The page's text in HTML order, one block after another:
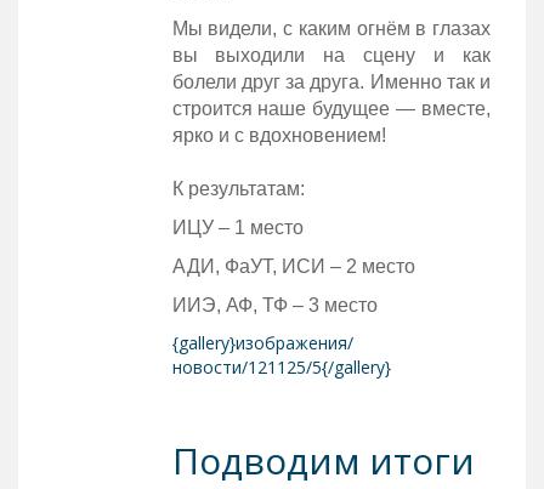
Мы видели, с каким огнём в глазах
вы выходили на сцену и как
болели друг за друга. Именно так и
строится наше будущее — вместе,
ярко и с вдохновением!
К результатам:
ИЦУ – 1 место
АДИ, ФаУТ, ИСИ – 2 место
ИИЭ, АФ, ТФ – 3 место
{gallery}изображения/
новости/121125/5{/gallery}
Подводим итоги